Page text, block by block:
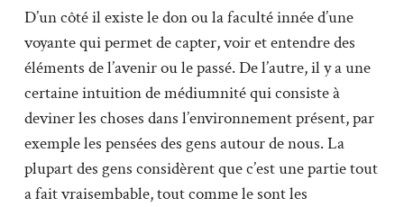
D’un côté il existe le don ou la faculté innée d’une
voyante qui permet de capter, voir et entendre des
éléments de l’avenir ou le passé. De l’autre, il y a une
certaine intuition de médiumnité qui consiste à
deviner les choses dans l’environnement présent, par
exemple les pensées des gens autour de nous. La
plupart des gens considèrent que c’est une partie tout
a fait vraisembable, tout comme le sont les